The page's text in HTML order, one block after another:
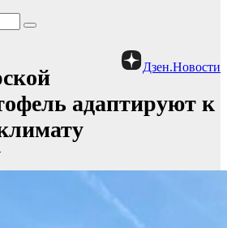
Дзен.Новости
адаптируют к